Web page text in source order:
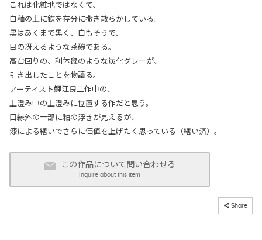
これは化粧地ではなくて、
白釉の上に鉄を存分に撒き散らかしている。
黒はあくまで黒く、白もそうで、
目の冴えるような茶碗である。
高台回りの、利休鼠のような炭化グレーが、
引き出したことを物語る。
アーティスト鯉江良二作中の、
上澄み中の上澄みに位置する作だと思う。
口縁外の一部に釉の浮きが見えるが、
漆による繕いでさらに価値を上げたく思っている（繕い済）。
この作品について問い合わせる
Inquire about this item
Share
コピーしました